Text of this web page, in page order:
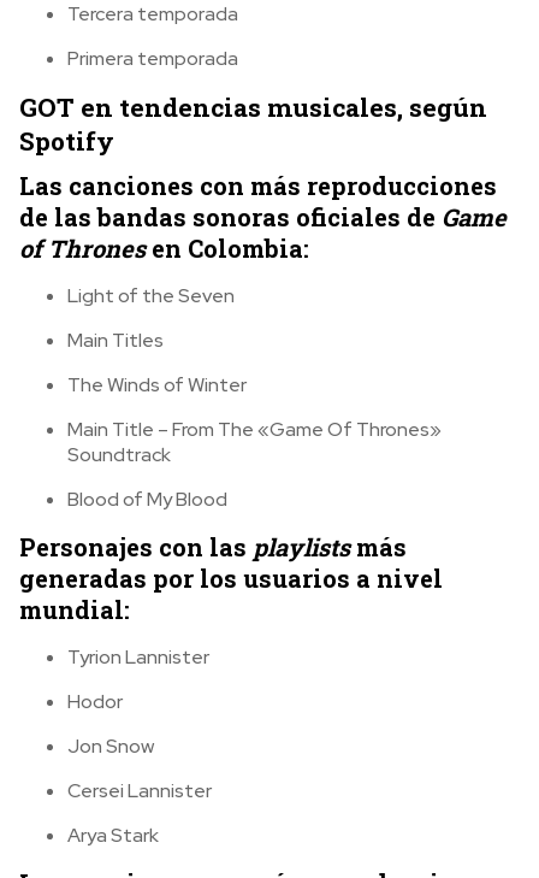
Tercera temporada
Primera temporada
GOT en tendencias musicales, según
Spotify
Las canciones con más reproducciones
de las bandas sonoras oficiales de Game
of Thronesen Colombia:
Light of the Seven
Main Titles
The Winds of Winter
Main Title – From The «Game Of Thrones»
Soundtrack
Blood of My Blood
Personajes con las playlistsmás
generadas por los usuarios a nivel
mundial:
Tyrion Lannister
Hodor
Jon Snow
Cersei Lannister
Arya Stark